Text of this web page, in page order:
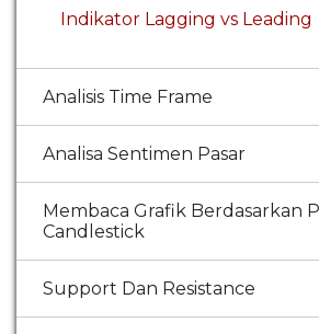
Indikator Lagging vs Leading
Analisis Time Frame
Analisa Sentimen Pasar
Membaca Grafik Berdasarkan
Candlestick
Support Dan Resistance